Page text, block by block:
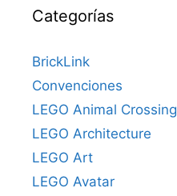
Categorías
BrickLink
Convenciones
LEGO Animal Crossing
LEGO Architecture
LEGO Art
LEGO Avatar